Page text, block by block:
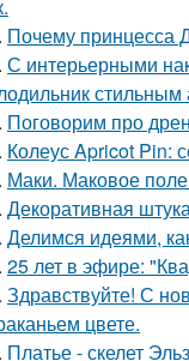
Почему принцесса
С интерьерными
стильным
Поговорим про
Колеус Apricot Pin:
Маки. Маковое
Декоративная
Делимся идеями,
25 лет в эфире:
Здравствуйте! С
цвете.
Платье - скелет